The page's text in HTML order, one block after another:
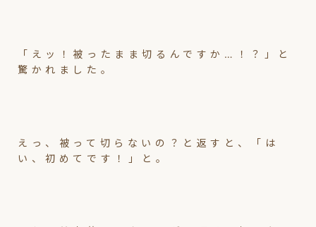
「えッ！被ったまま切るんですか…！？」と
驚かれました。
えっ、被って切らないの？と返すと、「は
い、初めてです！」と。